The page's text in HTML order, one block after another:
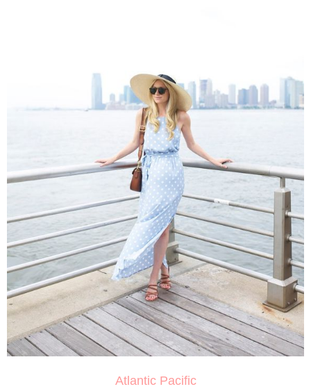
Atlantic Pacific